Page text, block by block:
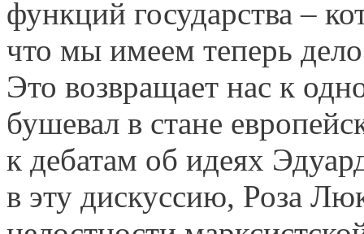
функций государства –
что мы имеем теперь
Это возвращает нас к
бушевал в стане
к дебатам об идеях
в эту дискуссию, Роза